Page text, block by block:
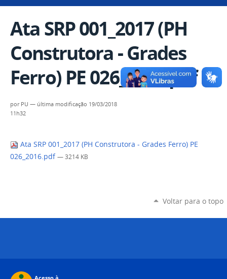
Ata SRP 001_2017 (PH
Construtora - Grades
Ferro) PE 026_2016.pdf
por PU — última modificação 19/03/2018
11h32
Ata SRP 001_2017 (PH Construtora - Grades Ferro) PE
026_2016.pdf — 3214 KB
Voltar para o topo